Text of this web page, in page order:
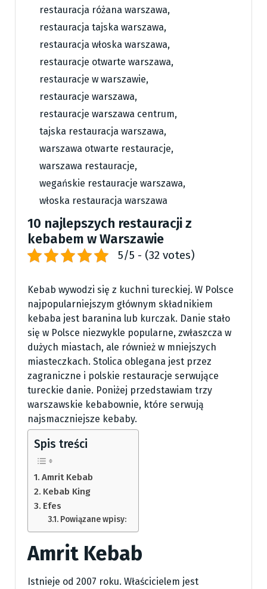
restauracja różana warszawa,
restauracja tajska warszawa,
restauracja włoska warszawa,
restauracje otwarte warszawa,
restauracje w warszawie,
restauracje warszawa,
restauracje warszawa centrum,
tajska restauracja warszawa,
warszawa otwarte restauracje,
warszawa restauracje,
wegańskie restauracje warszawa,
włoska restauracja warszawa
10 najlepszych restauracji z
kebabem w Warszawie
5/5 - (32 votes)
Kebab wywodzi się z kuchni tureckiej. W Polsce
najpopularniejszym głównym składnikiem
kebaba jest baranina lub kurczak. Danie stało
się w Polsce niezwykle popularne, zwłaszcza w
dużych miastach, ale również w mniejszych
miasteczkach. Stolica oblegana jest przez
zagraniczne i polskie restauracje serwujące
tureckie danie. Poniżej przedstawiam trzy
warszawskie kebabownie, które serwują
najsmaczniejsze kebaby.
Spis treści
Amrit Kebab
Kebab King
Efes
Powiązane wpisy:
Amrit Kebab
Istnieje od 2007 roku. Właścicielem jest